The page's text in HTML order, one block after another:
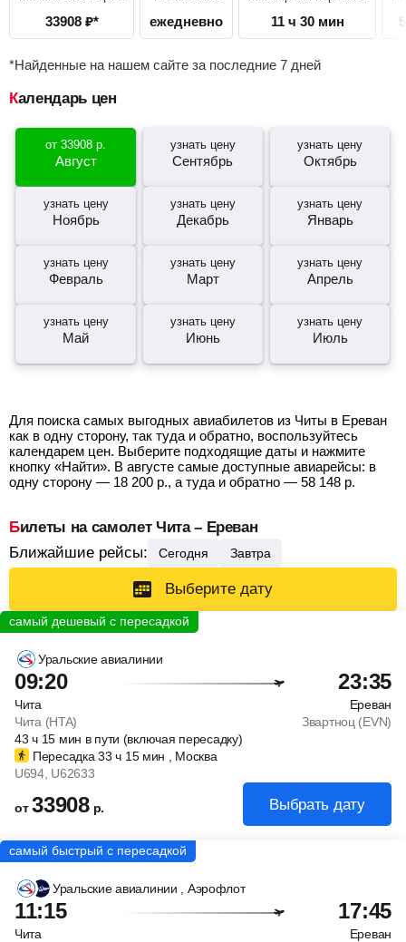
33908 ₽* ежедневно 11 ч 30 мин
*Найденные на нашем сайте за последние 7 дней
Календарь цен
от33908 р.
Август
узнать цену
Сентябрь
узнать цену
Октябрь
узнать цену
Ноябрь
узнать цену
Декабрь
узнать цену
Январь
узнать цену
Февраль
узнать цену
Март
узнать цену
Апрель
узнать цену
Май
узнать цену
Июнь
узнать цену
Июль
Для поиска самых выгодных авиабилетов из Читы в Ереван
как в одну сторону, так туда и обратно, воспользуйтесь
календарем цен. Выберите подходящие даты и нажмите
кнопку «Найти». В августе самые доступные авиарейсы: в
одну сторону — 18 200 р., а туда и обратно — 58 148 р.
Билеты на самолет Чита – Ереван
Ближайшие рейсы:
Сегодня Завтра
Выберите дату
Уральские авиалинии
09:20 23:35
Чита
Ереван
Чита (HTA)
Звартноц (EVN)
43ч15 мин в пути (включая пересадку)
Пересадка 33ч 15 мин , Москва
U694, U62633
от33908 р. Выбрать дату
Уральские авиалинии , Аэрофлот
11:15 17:45
Чита
Ереван